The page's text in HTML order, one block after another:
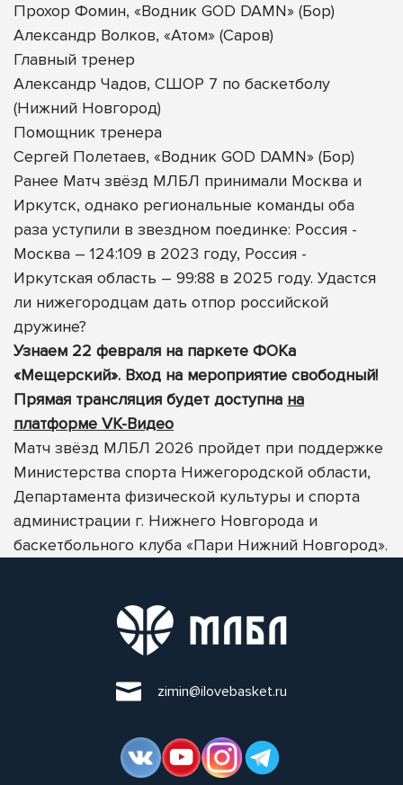
Прохор Фомин, «Водник GOD DAMN» (Бор)
Александр Волков, «Атом» (Саров)
Главный тренер
Александр Чадов, СШОР 7 по баскетболу
(Нижний Новгород)
Помощник тренера
Сергей Полетаев, «Водник GOD DAMN» (Бор)
Ранее Матч звёзд МЛБЛ принимали Москва и
Иркутск, однако региональные команды оба
раза уступили в звездном поединке: Россия -
Москва – 124:109 в 2023 году, Россия -
Иркутская область – 99:88 в 2025 году. Удастся
ли нижегородцам дать отпор российской
дружине?
Узнаем 22 февраля на паркете ФОКа
«Мещерский». Вход на мероприятие свободный!
Прямая трансляция будет доступна на
платформе VK-Видео
Матч звёзд МЛБЛ 2026 пройдет при поддержке
Министерства спорта Нижегородской области,
Департамента физической культуры и спорта
администрации г. Нижнего Новгорода и
баскетбольного клуба «Пари Нижний Новгород».
zimin@ilovebasket.ru